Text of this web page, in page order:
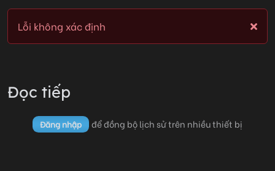
Lỗi không xác định
Lỗi không xác định
Đọc tiếp
Đăng nhập để đồng bộ lịch sử trên nhiều thiết bị